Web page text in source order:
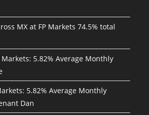
MX at FP Markets 74.5% total
5.82% Average Monthly
5.82% Average Monthly
Dan